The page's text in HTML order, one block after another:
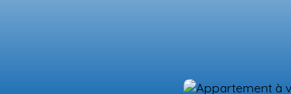
VENDRE LA TEAM